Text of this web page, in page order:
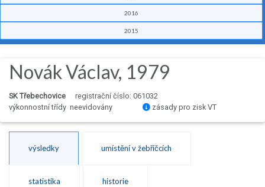
2016
2015
Novák Václav, 1979
SK Třebechovice
registrační číslo: 061032
výkonnostní třídy neevidovány
zásady pro zisk VT
výsledky umístění v žebříčcích
statistika historie